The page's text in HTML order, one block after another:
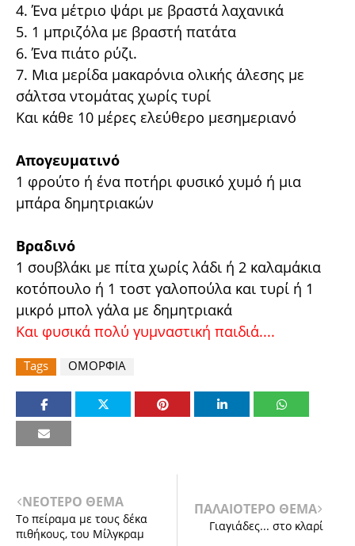
4. Ένα μέτριο ψάρι με βραστά λαχανικά
5. 1 μπριζόλα με βραστή πατάτα
6. Ένα πιάτο ρύζι.
7. Μια μερίδα μακαρόνια ολικής άλεσης με
σάλτσα ντομάτας χωρίς τυρί
Και κάθε 10 μέρες ελεύθερο μεσημεριανό
Απογευματινό
1 φρούτο ή ένα ποτήρι φυσικό χυμό ή μια
μπάρα δημητριακών
Βραδινό
1 σουβλάκι με πίτα χωρίς λάδι ή 2 καλαμάκια
κοτόπουλο ή 1 τοστ γαλοπούλα και τυρί ή 1
μικρό μπολ γάλα με δημητριακά
Και φυσικά πολύ γυμναστική παιδιά....
Tags ΟΜΟΡΦΙΑ
ΝΕΟΤΕΡΟ ΘΕΜΑ
Το πείραμα με τους δέκα
πιθήκους, του Μίλγκραμ
ΠΑΛΑΙΟΤΕΡΟ ΘΕΜΑ
Γιαγιάδες... στο κλαρί